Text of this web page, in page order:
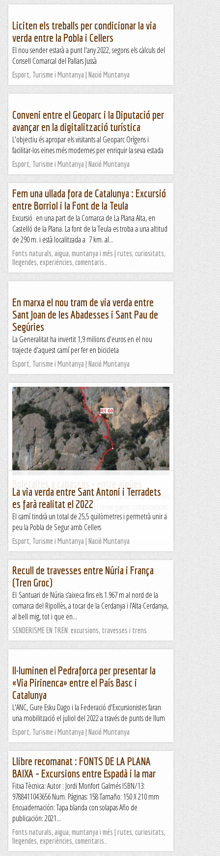
Liciten els treballs per condicionar la via
verda entre la Pobla i Cellers
El nou sender estarà a punt l'any 2022, segons els càlculs del
Consell Comarcal del Pallars Jussà
Esport, Turisme i Muntanya | Nació Muntanya
Conveni entre el Geoparc i la Diputació per
avançar en la digitalització turística
L'objectiu és apropar els visitants al Geoparc Orígens i
facilitar-los eines més modernes per enriquir la seva estada
Esport, Turisme i Muntanya | Nació Muntanya
Fem una ullada fora de Catalunya : Excursió
entre Borriol i la Font de la Teula
Excursió en una part de la Comarca de La Plana Alta, en
Castelló de la Plana. La font de la Teula es troba a una altitud
de 290 m. i està localitzada a 7 km. al...
Fonts naturals, aigua, muntanya i més | rutes, curiositats,
llegendes, experiències, comentaris…
En marxa el nou tram de via verda entre
Sant Joan de les Abadesses i Sant Pau de
Segúries
La Generalitat ha invertit 1,9 milions d'euros en el nou
trajecte d'aquest camí per fer en bicicleta
Esport, Turisme i Muntanya | Nació Muntanya
DIJOUS, 21 D’OCTUBRE Avui tinc ganes d’ anar fins al Solsonès
per fer una bona escalada, llarga i sense gaires complicacions
i l’ Isabel s’ apunta. Sortim...
Els Visas
La via verda entre Sant Antoni i Terradets
es farà realitat el 2022
El camí tindrà un total de 25,5 quilòmetres i permetrà unir a
peu la Pobla de Segur amb Cellers
Esport, Turisme i Muntanya | Nació Muntanya
Recull de travesses entre Núria i França
(Tren Groc)
El Santuari de Núria s’aixeca fins els 1.967 m al nord de la
comarca del Ripollès, a tocar de la Cerdanya i l’Alta Cerdanya,
al bell mig, tot i que en...
SENDERISME EN TREN: excursions, travesses i trens
Il·luminen el Pedraforca per presentar la
«Via Pirinenca» entre el País Basc i
Catalunya
L'ANC, Gure Esku Dago i la Federació d'Excursionistes faran
una mobilització el juliol del 2022 a través de punts de llum
Esport, Turisme i Muntanya | Nació Muntanya
Llibre recomanat : FONTS DE LA PLANA
BAIXA – Excursions entre Espadà i la mar
Fitxa Tècnica: Autor : Jordi Monfort Galmés ISBN/13:
9788411043656 Num. Páginas: 158 Tamaño: 150 X 210 mm
Encuadernación: Tapa blanda con solapas Año de
publicación: 2021...
Fonts naturals, aigua, muntanya i més | rutes, curiositats,
llegendes, experiències, comentaris…